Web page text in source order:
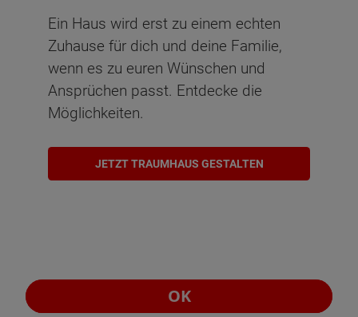
Ein Haus wird erst zu einem echten
Zuhause für dich und deine Familie,
wenn es zu euren Wünschen und
Ansprüchen passt. Entdecke die
Möglichkeiten.
JETZT TRAUMHAUS GESTALTEN